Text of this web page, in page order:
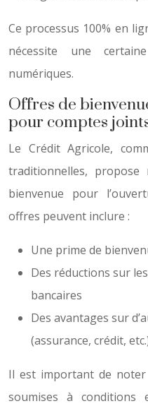
Ce processus 100% en
nécessite une
numériques.
Offres de
pour comptes
Le Crédit Agricole,
traditionnelles,
bienvenue pour
offres peuvent inclure :
Une prime de
Des réductions sur
bancaires
Des avantages sur
(assurance, crédit,
Il est important de
soumises à